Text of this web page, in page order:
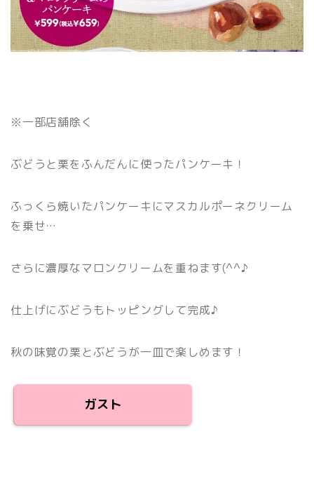
※一部店舗除く
ぶどうと栗をふんだんに使ったパンケーキ！
ふっくら焼いたパンケーキにマスカルポーネクリーム
を乗せ…
さらに濃厚なマロンクリームを重ねます(^^♪
仕上げにぶどうもトッピングして完成♪
秋の味覚の栗とぶどうが一皿で楽しめます！
ガスト